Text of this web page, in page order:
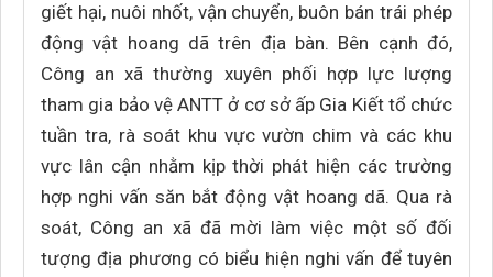
giết hại, nuôi nhốt, vận chuyển, buôn bán trái phép
động vật hoang dã trên địa bàn. Bên cạnh đó,
Công an xã thường xuyên phối hợp lực lượng
tham gia bảo vệ ANTT ở cơ sở ấp Gia Kiết tổ chức
tuần tra, rà soát khu vực vườn chim và các khu
vực lân cận nhằm kịp thời phát hiện các trường
hợp nghi vấn săn bắt động vật hoang dã. Qua rà
soát, Công an xã đã mời làm việc một số đối
tượng địa phương có biểu hiện nghi vấn để tuyên